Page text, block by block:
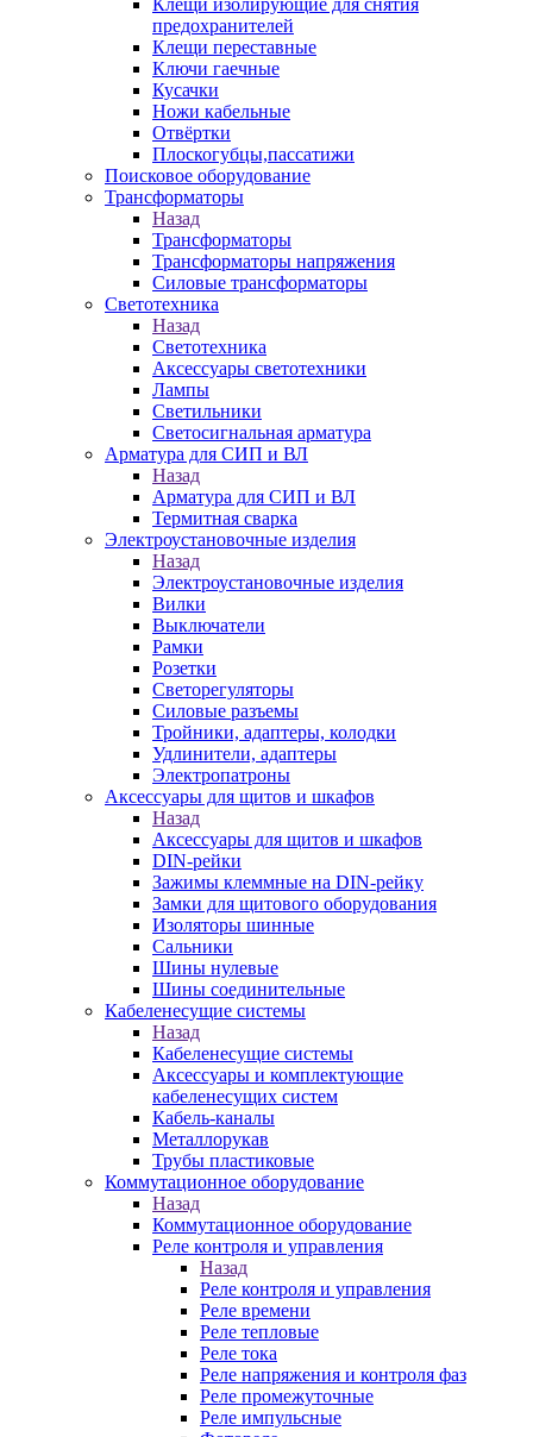
Клещи изолирующие для снятия
предохранителей
Клещи переставные
Ключи гаечные
Кусачки
Ножи кабельные
Отвёртки
Плоскогубцы,пассатижи
Поисковое оборудование
Трансформаторы
Назад
Трансформаторы
Трансформаторы напряжения
Силовые трансформаторы
Светотехника
Назад
Светотехника
Аксессуары светотехники
Лампы
Светильники
Светосигнальная арматура
Арматура для СИП и ВЛ
Назад
Арматура для СИП и ВЛ
Термитная сварка
Электроустановочные изделия
Назад
Электроустановочные изделия
Вилки
Выключатели
Рамки
Розетки
Светорегуляторы
Силовые разъемы
Тройники, адаптеры, колодки
Удлинители, адаптеры
Электропатроны
Аксессуары для щитов и шкафов
Назад
Аксессуары для щитов и шкафов
DIN-рейки
Зажимы клеммные на DIN-рейку
Замки для щитового оборудования
Изоляторы шинные
Сальники
Шины нулевые
Шины соединительные
Кабеленесущие системы
Назад
Кабеленесущие системы
Аксессуары и комплектующие
кабеленесущих систем
Кабель-каналы
Металлорукав
Трубы пластиковые
Коммутационное оборудование
Назад
Коммутационное оборудование
Реле контроля и управления
Назад
Реле контроля и управления
Реле времени
Реле тепловые
Реле тока
Реле напряжения и контроля фаз
Реле промежуточные
Реле импульсные